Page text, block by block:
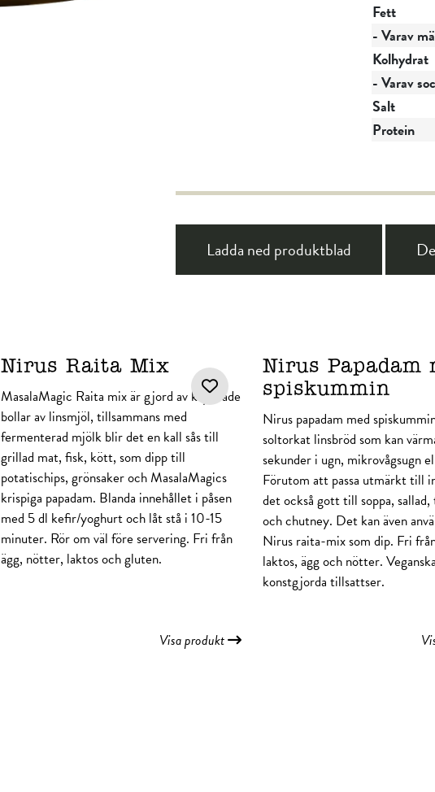
Fett
- Varav
Kolhydrat
- Varav
Salt
Protein
Ladda ned produktblad
Nirus Raita Mix
MasalaMagic Raita mix är gjord av kryddade
bollar av linsmjöl, tillsammans med
fermenterad mjölk blir det en kall sås till
grillad mat, fisk, kött, som dipp till
potatischips, grönsaker och MasalaMagics
krispiga papadam. Blanda innehållet i påsen
med 5 dl kefir/yoghurt och låt stå i 10-15
minuter. Rör om väl före servering. Fri från
ägg, nötter, laktos och gluten.
Visa produkt
Nirus Papadam
spiskummin
Nirus papadam med
soltorkat linsbröd som kan
sekunder i ugn, mikrovågsugn
Förutom att passa utmärkt till
det också gott till soppa, sallad,
och chutney. Det kan även
Nirus raita-mix som dip. Fri
laktos, ägg och nötter.
konstgjorda tillsattser.